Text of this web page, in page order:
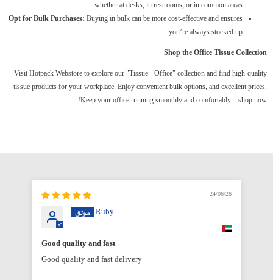
whether at desks, in restrooms, or in common areas.
Opt for Bulk Purchases: Buying in bulk can be more cost-effective and ensures
you’re always stocked up.
Shop the Office Tissue Collection
Visit Hotpack Webstore to explore our "Tissue - Office" collection and find high-quality
tissue products for your workplace. Enjoy convenient bulk options, and excellent prices.
Keep your office running smoothly and comfortably—shop now!
24/06/26
Ruby
Good quality and fast
Good quality and fast delivery